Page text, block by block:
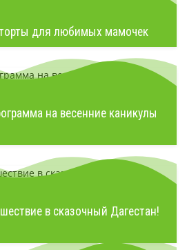
для любимых мамочек
на весенние каникулы
в сказочный Дагестан!